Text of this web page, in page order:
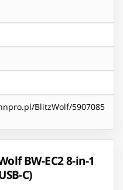
BlitzWolf/5907085
BW-EC2 8-in-1
C)